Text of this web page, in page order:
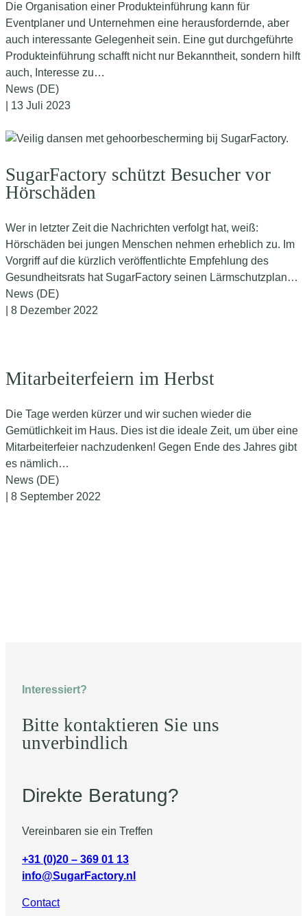
Die Organisation einer Produkteinführung kann für
Eventplaner und Unternehmen eine herausfordernde, aber
auch interessante Gelegenheit sein. Eine gut durchgeführte
Produkteinführung schafft nicht nur Bekanntheit, sondern hilft
auch, Interesse zu…
News (DE)
| 13 Juli 2023
SugarFactory schützt Besucher vor
Hörschäden
Wer in letzter Zeit die Nachrichten verfolgt hat, weiß:
Hörschäden bei jungen Menschen nehmen erheblich zu. Im
Vorgriff auf die kürzlich veröffentlichte Empfehlung des
Gesundheitsrats hat SugarFactory seinen Lärmschutzplan…
News (DE)
| 8 Dezember 2022
Mitarbeiterfeiern im Herbst
Die Tage werden kürzer und wir suchen wieder die
Gemütlichkeit im Haus. Dies ist die ideale Zeit, um über eine
Mitarbeiterfeier nachzudenken! Gegen Ende des Jahres gibt
es nämlich…
News (DE)
| 8 September 2022
Interessiert?
Bitte kontaktieren Sie uns
unverbindlich
Direkte Beratung?
Vereinbaren sie ein Treffen
+31 (0)20 – 369 01 13
info@SugarFactory.nl
Contact